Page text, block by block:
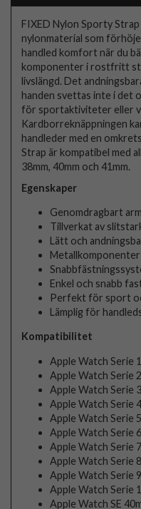
FIXED Nylon Sporty
nylonmaterial som
handled komfort när du
komponenter i rostfritt
livslängd. Det
handen svettas inte i det
för sportaktiviteter eller
Kardborreknäppningen
handleder med en
Strap är kompatibel med
38mm, 40mm och 41mm.
Egenskaper
Genomdragbart
Tillverkat av
Lätt och
Enkel och snabb
Perfekt för sport
Lämplig för
Kompatibilitet
Apple Watch Serie
Apple Watch Serie
Apple Watch Serie
Apple Watch Serie
Apple Watch Serie
Apple Watch Serie
Apple Watch Serie
Apple Watch Serie
Apple Watch Serie
Apple Watch Serie
Apple Watch SE